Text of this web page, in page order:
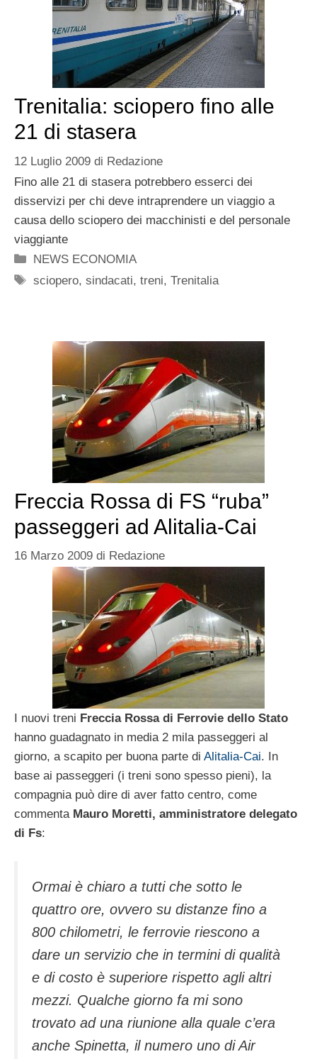
Trenitalia: sciopero fino alle
21 di stasera
12 Luglio 2009 di Redazione
Fino alle 21 di stasera potrebbero esserci dei
disservizi per chi deve intraprendere un viaggio a
causa dello sciopero dei macchinisti e del personale
viaggiante
Categorie
NEWS ECONOMIA
Tag
sciopero,sindacati,treni,Trenitalia
Freccia Rossa di FS “ruba”
passeggeri ad Alitalia-Cai
16 Marzo 2009 di Redazione
I nuovi treni Freccia Rossa di Ferrovie dello Stato
hanno guadagnato in media 2 mila passeggeri al
giorno, a scapito per buona parte di Alitalia-Cai. In
base ai passeggeri (i treni sono spesso pieni), la
compagnia può dire di aver fatto centro, come
commenta Mauro Moretti, amministratore delegato
di Fs:
Ormai è chiaro a tutti che sotto le
quattro ore, ovvero su distanze fino a
800 chilometri, le ferrovie riescono a
dare un servizio che in termini di qualità
e di costo è superiore rispetto agli altri
mezzi. Qualche giorno fa mi sono
trovato ad una riunione alla quale c’era
anche Spinetta, il numero uno di Air